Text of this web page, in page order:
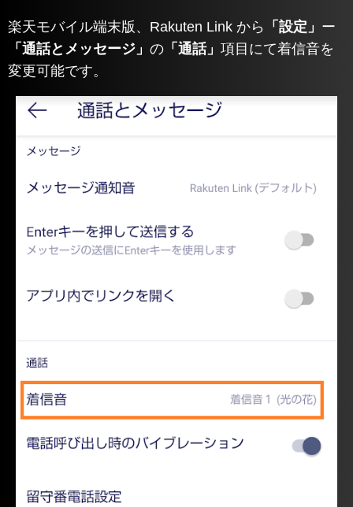
楽天モバイル端末版、Rakuten Link から 「設定」 ー
「通話とメッセージ」 の 「通話」 項目にて着信音を
変更可能です。